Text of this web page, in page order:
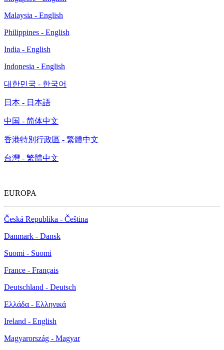
Malaysia - English
Philippines - English
India - English
Indonesia - English
대한민국 - 한국어
日本 - 日本語
中国 - 简体中文
香港特別行政區 - 繁體中文
台灣 - 繁體中文
EUROPA
Česká Republika - Čeština
Danmark - Dansk
Suomi - Suomi
France - Français
Deutschland - Deutsch
Ελλάδα - Ελληνικά
Ireland - English
Magyarország - Magyar